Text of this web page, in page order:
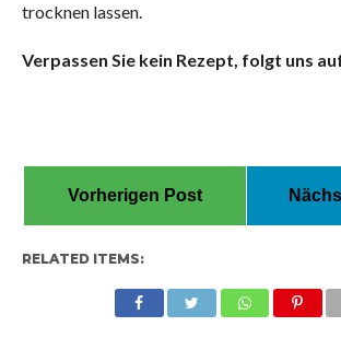
trocknen lassen.
Verpassen Sie kein Rezept, folgt uns
Vorherigen Post
RELATED ITEMS: